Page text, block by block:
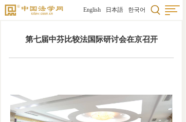
English 日本語 한국어
第七届中芬比较法国际研讨会在京召开